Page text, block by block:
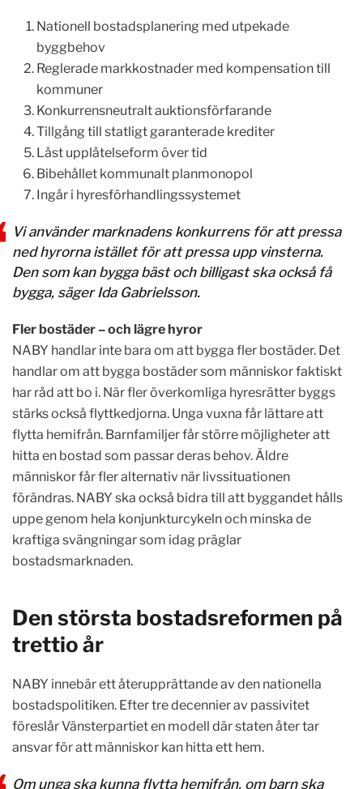
Nationell bostadsplanering med utpekade
byggbehov
Reglerade markkostnader med kompensation till
kommuner
Konkurrensneutralt auktionsförfarande
Tillgång till statligt garanterade krediter
Låst upplåtelseform över tid
Bibehållet kommunalt planmonopol
Ingår i hyresförhandlingssystemet
Vi använder marknadens konkurrens för att pressa
ned hyrorna istället för att pressa upp vinsterna.
Den som kan bygga bäst och billigast ska också få
bygga, säger Ida Gabrielsson.
Fler bostäder – och lägre hyror
NABY handlar inte bara om att bygga fler bostäder. Det
handlar om att bygga bostäder som människor faktiskt
har råd att bo i. När fler överkomliga hyresrätter byggs
stärks också flyttkedjorna. Unga vuxna får lättare att
flytta hemifrån. Barnfamiljer får större möjligheter att
hitta en bostad som passar deras behov. Äldre
människor får fler alternativ när livssituationen
förändras. NABY ska också bidra till att byggandet hålls
uppe genom hela konjunkturcykeln och minska de
kraftiga svängningar som idag präglar
bostadsmarknaden.
Den största bostadsreformen på
trettio år
NABY innebär ett återupprättande av den nationella
bostadspolitiken. Efter tre decennier av passivitet
föreslår Vänsterpartiet en modell där staten åter tar
ansvar för att människor kan hitta ett hem.
Om unga ska kunna flytta hemifrån, om barn ska